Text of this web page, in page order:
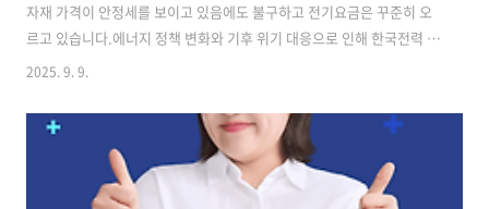
자재 가격이 안정세를 보이고 있음에도 불구하고 전기요금은 꾸준히 오
르고 있습니다.에너지 정책 변화와 기후 위기 대응으로 인해 한국전력 등
에너지 공기업들의 요금 조정이 잦아졌기 때문인데요.특히 전기요금 누
가 되었습니다.오늘은 에너지 절약 전문가들이 추천하는 최신 전기요금
절약법을 총정리해드립니다.읽고 바로 적용하면 매달 전기요금 고지서
가 눈에 띄게 줄어드는 걸 느끼실 수 있을 거예요.1. 고효율 가전으로 교
체하기 (효율등급 확인 필수)에너지를 가장 많이 먹는 건 가전제품입니
2025. 9. 9.